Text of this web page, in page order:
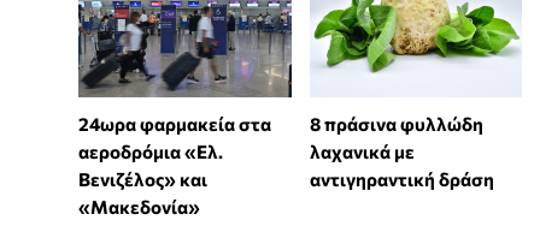
24ωρα φαρμακεία στα
αεροδρόμια «Ελ.
Βενιζέλος» και
«Μακεδονία»
8 πράσινα φυλλώδη
λαχανικά με
αντιγηραντική δράση